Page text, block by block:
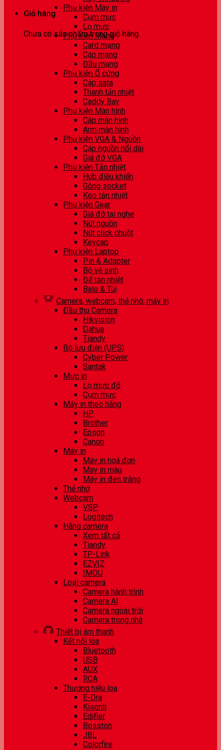
Giỏ hàng
Chưa có sản phẩm trong giỏ hàng.
Phụ kiện Máy in
Cụm mực
Lọ mực
Phụ kiện Mạng
Card mạng
Cáp mạng
Đầu mạng
Phụ kiện Ổ cứng
Cáp sata
Thanh tản nhiệt
Caddy Bay
Phụ kiện Màn hình
Cáp màn hình
Arm màn hình
Phụ kiện VGA & Nguồn
Cáp nguồn nối dài
Giá đỡ VGA
Phụ kiện Tản nhiệt
Hub điều khiển
Gông socket
Keo tản nhiệt
Phụ kiện Gear
Giá đỡ tai nghe
Nút nguồn
Nút click chuột
Keycap
Phụ kiện Laptop
Pin & Adapter
Bộ vệ sinh
Đế tản nhiệt
Balo & Túi
Camera, webcam, thẻ nhớ, máy in
Đầu thu Camera
Hikvision
Dahua
Tiandy
Bộ lưu điện (UPS)
Cyber Power
Santak
Mực in
Lọ mực đổ
Cụm mực
Máy in theo hãng
HP
Brother
Epson
Canon
Máy in
Máy in hoá đơn
Máy in màu
Máy in đen trắng
Thẻ nhớ
Webcam
VSP
Logitech
Hãng camera
Xem tất cả
Tiandy
TP-Link
EZVIZ
IMOU
Loại camera
Camera hành trình
Camera AI
Camera ngoài trời
Camera trong nhà
Thiết bị âm thanh
Kết nối loa
Bluetooth
USB
AUX
RCA
Thương hiệu loa
E-Dra
Kisonli
Edifier
Bosston
JBL
Colorfire